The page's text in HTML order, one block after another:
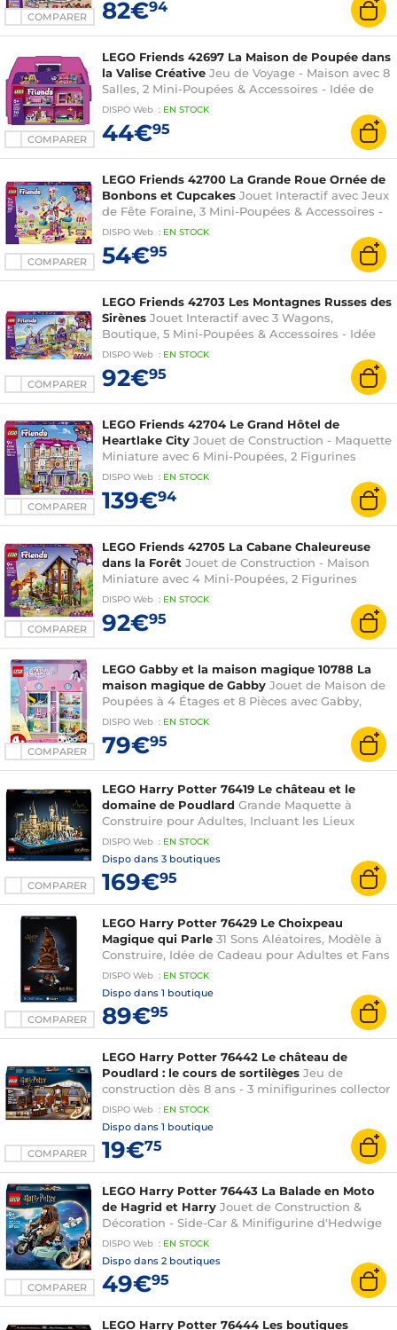
COMPARER 82€94
COMPARER
LEGO Friends 42697 La Maison de Poupée dans
la Valise Créative Jeu de Voyage - Maison avec 8
Salles, 2 Mini-Poupées & Accessoires - Idée de
Cadeau d'Anniversaire pour Fille dès 6 ans
DISPO Web : EN STOCK
44€95
COMPARER
LEGO Friends 42700 La Grande Roue Ornée de
Bonbons et Cupcakes Jouet Interactif avec Jeux
de Fête Foraine, 3 Mini-Poupées & Accessoires -
Cadeau d'Anniversaire pour Fille dès 7 ans
DISPO Web : EN STOCK
54€95
COMPARER
LEGO Friends 42703 Les Montagnes Russes des
Sirènes Jouet Interactif avec 3 Wagons,
Boutique, 5 Mini-Poupées & Accessoires - Idée
de Cadeau d'Anniversaire pour Fille dès 8 ans
DISPO Web : EN STOCK
92€95
COMPARER
LEGO Friends 42704 Le Grand Hôtel de
Heartlake City Jouet de Construction - Maquette
Miniature avec 6 Mini-Poupées, 2 Figurines
d'Animaux & Accessoires - Cadeau
d'Anniversaire pour Fille dès 9 ans
DISPO Web : EN STOCK
139€94
COMPARER
LEGO Friends 42705 La Cabane Chaleureuse
dans la Forêt Jouet de Construction - Maison
Miniature avec 4 Mini-Poupées, 2 Figurines
d'Animaux & Accessoires - Cadeau
d'Anniversaire pour Fille dès 9 ans
DISPO Web : EN STOCK
92€95
COMPARER
LEGO Gabby et la maison magique 10788 La
maison magique de Gabby Jouet de Maison de
Poupées à 4 Étages et 8 Pièces avec Gabby,
Pandy et Marine et Figurines P'tichou, Cadeaux
Enfants Dès 4 Ans
DISPO Web : EN STOCK
79€95
COMPARER
LEGO Harry Potter 76419 Le château et le
domaine de Poudlard Grande Maquette à
Construire pour Adultes, Incluant les Lieux
Iconiques : Tour d'Astronomie, Grande Salle,
Chambre des Secrets et Autres
DISPO Web : EN STOCK
Dispo dans 3 boutiques
169€95
COMPARER
LEGO Harry Potter 76429 Le Choixpeau
Magique qui Parle 31 Sons Aléatoires, Modèle à
Construire, Idée de Cadeau pour Adultes et Fans
des Apprentis Sorciers et du Château de
Poudlard
DISPO Web : EN STOCK
Dispo dans 1 boutique
89€95
COMPARER
LEGO Harry Potter 76442 Le château de
Poudlard : le cours de sortilèges Jeu de
construction dès 8 ans - 3 minifigurines collector
dont celles d'Hermione & Ron - Inclut la fonction
Wingardium Leviosa
DISPO Web : EN STOCK
Dispo dans 1 boutique
19€75
COMPARER
LEGO Harry Potter 76443 La Balade en Moto
de Hagrid et Harry Jouet de Construction &
Décoration - Side-Car & Minifigurine d'Hedwige
la Chouette - Cadeau Magique pour Fille ou
Garçon dès 9 ans
DISPO Web : EN STOCK
Dispo dans 2 boutiques
49€95
LEGO Harry Potter 76444 Les boutiques